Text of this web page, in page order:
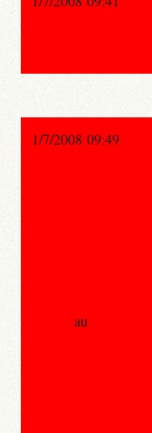
1/7/2008 09:49
au